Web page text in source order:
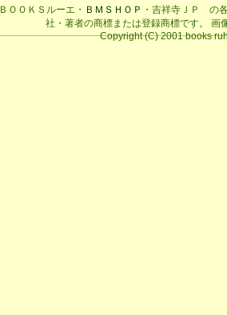
ＢＯＯＫＳルーエ・ ＢＭＳＨＯＰ ・吉祥寺ＪＰ の
社・著者の商標または登録商標です。 画
Copyright (C) 2001 books